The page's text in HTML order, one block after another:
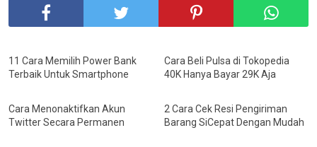
11 Cara Memilih Power Bank
Terbaik Untuk Smartphone
Cara Beli Pulsa di Tokopedia
40K Hanya Bayar 29K Aja
Cara Menonaktifkan Akun
Twitter Secara Permanen
2 Cara Cek Resi Pengiriman
Barang SiCepat Dengan Mudah